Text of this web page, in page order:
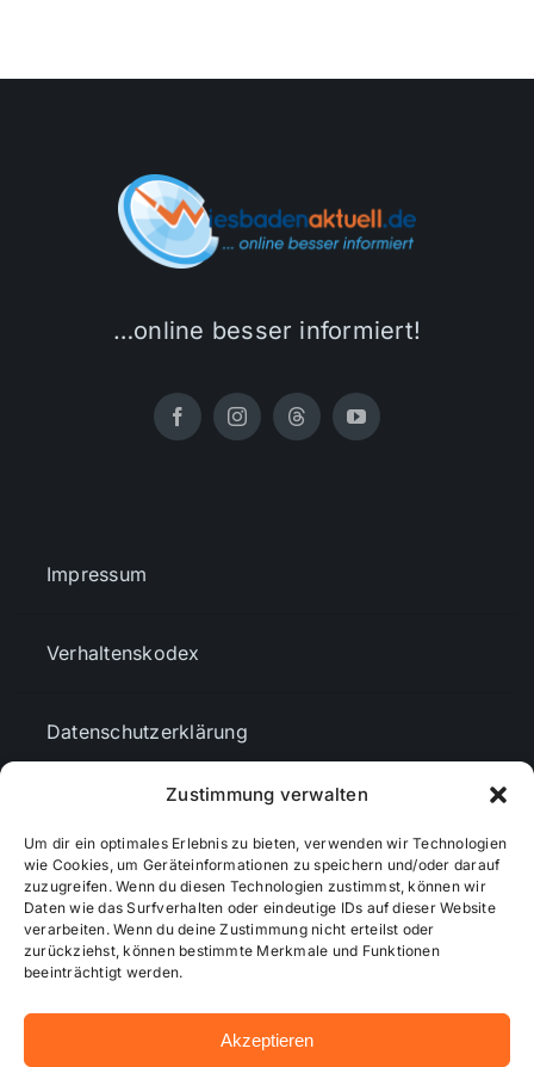
Zustimmung verwalten
Um dir ein optimales Erlebnis zu bieten, verwenden wir Technologien
wie Cookies, um Geräteinformationen zu speichern und/oder darauf
zuzugreifen. Wenn du diesen Technologien zustimmst, können wir
Daten wie das Surfverhalten oder eindeutige IDs auf dieser Website
verarbeiten. Wenn du deine Zustimmung nicht erteilst oder
zurückziehst, können bestimmte Merkmale und Funktionen
beeinträchtigt werden.
Akzeptieren
…online besser informiert!
Impressum
Verhaltenskodex
Datenschutzerklärung
Cookie-Richtlinie (EU)
Mediendaten